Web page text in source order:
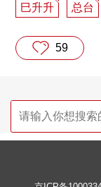
巳升升 总台
59